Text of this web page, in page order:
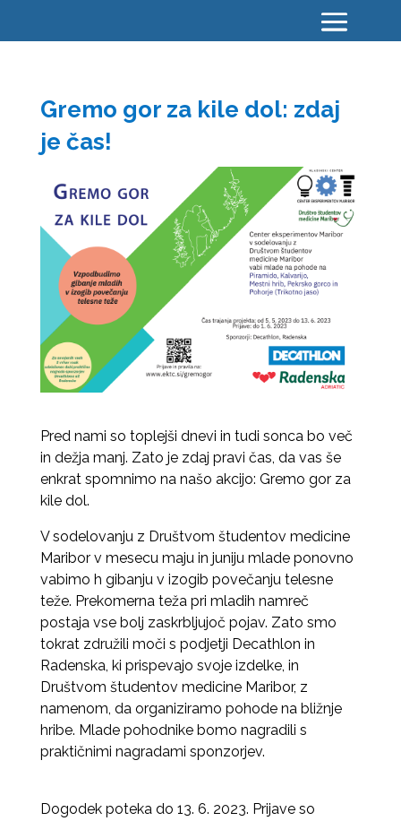
Gremo gor za kile dol: zdaj
je čas!
Pred nami so toplejši dnevi in tudi sonca bo več
in dežja manj. Zato je zdaj pravi čas, da vas še
enkrat spomnimo na našo akcijo: Gremo gor za
kile dol.
V sodelovanju z Društvom študentov medicine
Maribor v mesecu maju in juniju mlade ponovno
vabimo h gibanju v izogib povečanju telesne
teže. Prekomerna teža pri mladih namreč
postaja vse bolj zaskrbljujoč pojav. Zato smo
tokrat združili moči s podjetji Decathlon in
Radenska, ki prispevajo svoje izdelke, in
Društvom študentov medicine Maribor, z
namenom, da organiziramo pohode na bližnje
hribe. Mlade pohodnike bomo nagradili s
praktičnimi nagradami sponzorjev.
Dogodek poteka do 13. 6. 2023. Prijave so